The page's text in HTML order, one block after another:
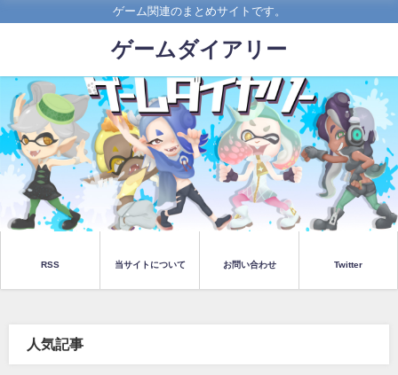
ゲーム関連のまとめサイトです。
ゲームダイアリー
RSS 当サイトについて お問い合わせ Twitter
人気記事